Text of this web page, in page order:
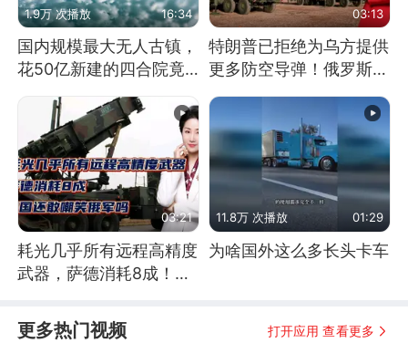
1.9万 次播放 16:34
国内规模最大无人古镇，
花50亿新建的四合院竟
03:13
特朗普已拒绝为乌方提供
更多防空导弹！俄罗斯抓
03:21
耗光几乎所有远程高精度
武器，萨德消耗8成！美
11.8万 次播放 01:29
为啥国外这么多长头卡车
更多热门视频 打开应用 查看更多